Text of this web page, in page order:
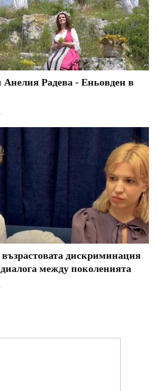
Анелия Радева - Еньовден в
дискриминация
между поколенията